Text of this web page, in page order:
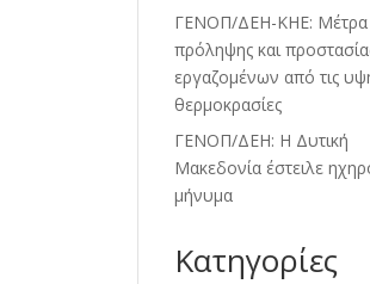
ΓΕΝΟΠ/ΔΕΗ-ΚΗΕ: Μέτρα
πρόληψης και
εργαζομένων από τις
θερμοκρασίες
ΓΕΝΟΠ/ΔΕΗ: Η Δυτική
Μακεδονία έστειλε
μήνυμα
Kατηγορίες